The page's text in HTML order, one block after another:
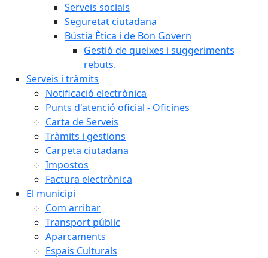
Serveis socials
Seguretat ciutadana
Bústia Ètica i de Bon Govern
Gestió de queixes i suggeriments
rebuts.
Serveis i tràmits
Notificació electrònica
Punts d'atenció oficial - Oficines
Carta de Serveis
Tràmits i gestions
Carpeta ciutadana
Impostos
Factura electrònica
El municipi
Com arribar
Transport públic
Aparcaments
Espais Culturals